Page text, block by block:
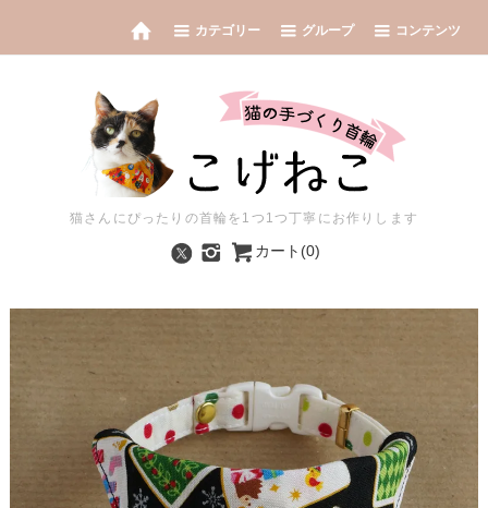
カテゴリー グループ コンテンツ
猫さんにぴったりの首輪を1つ1つ丁寧にお作りします
カート(0)